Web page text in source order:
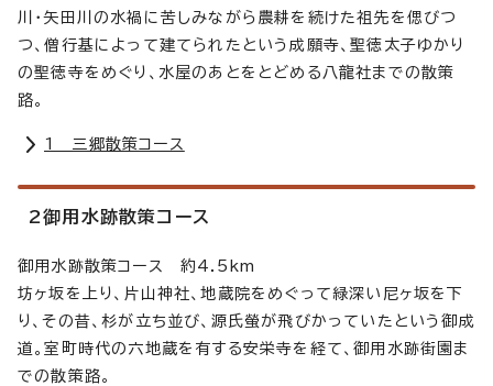
川・矢田川の水禍に苦しみながら農耕を続けた祖先を偲びつ
つ、僧行基によって建てられたという成願寺、聖徳太子ゆかり
の聖徳寺をめぐり、水屋のあとをとどめる八龍社までの散策
路。
1 三郷散策コース
2御用水跡散策コース
御用水跡散策コース 約4.5km
坊ヶ坂を上り、片山神社、地蔵院をめぐって緑深い尼ヶ坂を下
り、その昔、杉が立ち並び、源氏螢が飛びかっていたという御成
道。室町時代の六地蔵を有する安栄寺を経て、御用水跡街園ま
での散策路。